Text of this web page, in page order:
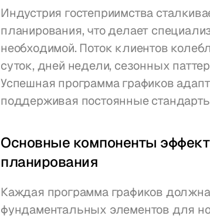
Индустрия гостеприимства
планирования, что делает
необходимой. Поток клиентов
суток, дней недели, сезонных
Успешная программа графиков
поддерживая постоянные
Основные компоненты
планирования
Каждая программа графиков
фундаментальных элементов для